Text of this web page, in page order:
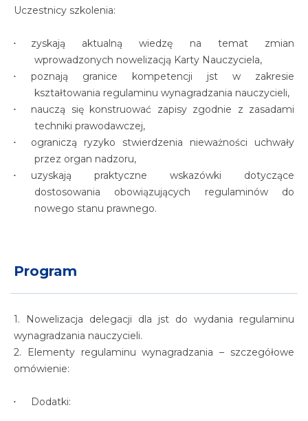
Uczestnicy szkolenia:
zyskają aktualną wiedzę na temat zmian
wprowadzonych nowelizacją Karty Nauczyciela,
poznają granice kompetencji jst w zakresie
kształtowania regulaminu wynagradzania nauczycieli,
nauczą się konstruować zapisy zgodnie z zasadami
techniki prawodawczej,
ograniczą ryzyko stwierdzenia nieważności uchwały
przez organ nadzoru,
uzyskają praktyczne wskazówki dotyczące
dostosowania obowiązujących regulaminów do
nowego stanu prawnego.
Program
1. Nowelizacja delegacji dla jst do wydania regulaminu
wynagradzania nauczycieli.
2. Elementy regulaminu wynagradzania – szczegółowe
omówienie:
Dodatki: